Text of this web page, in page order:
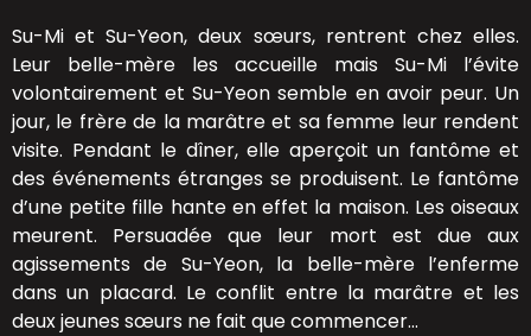
Su-Mi et Su-Yeon, deux sœurs, rentrent chez elles.
Leur belle-mère les accueille mais Su-Mi l’évite
volontairement et Su-Yeon semble en avoir peur. Un
jour, le frère de la marâtre et sa femme leur rendent
visite. Pendant le dîner, elle aperçoit un fantôme et
des événements étranges se produisent. Le fantôme
d’une petite fille hante en effet la maison. Les oiseaux
meurent. Persuadée que leur mort est due aux
agissements de Su-Yeon, la belle-mère l’enferme
dans un placard. Le conflit entre la marâtre et les
deux jeunes sœurs ne fait que commencer…